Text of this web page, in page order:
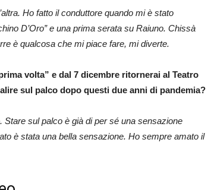
Ho fatto il conduttore quando mi è stato
D’Oro” e una prima serata su Raiuno. Chissà
è qualcosa che mi piace fare, mi diverte.
volta” e dal 7 dicembre ritornerai al Teatro
sul palco dopo questi due anni di pandemia?
sul palco è già di per sé una sensazione
è stata una bella sensazione. Ho sempre amato il